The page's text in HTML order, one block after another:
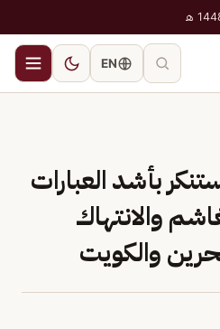
EN
بأشد العبارات
والانتهاك
والكويت